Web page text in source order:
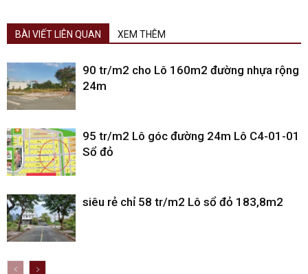
BÀI VIẾT LIÊN QUAN XEM THÊM
90 tr/m2 cho Lô 160m2 đường nhựa rộng
24m
95 tr/m2 Lô góc đường 24m Lô C4-01-01
Sổ đỏ
siêu rẻ chỉ 58 tr/m2 Lô sổ đỏ 183,8m2